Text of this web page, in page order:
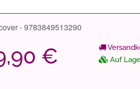
- 9783849513290
€
Auf